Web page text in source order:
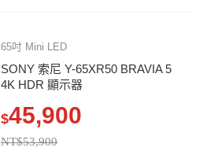
65吋 Mini LED
SONY 索尼 Y-65XR50 BRAVIA 5
4K HDR 顯示器
$45,900
NT$53,900